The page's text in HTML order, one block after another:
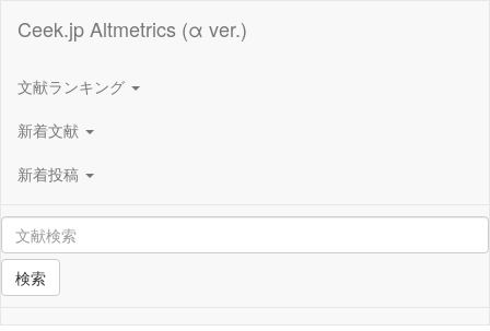
Ceek.jp Altmetrics (α ver.)
文献ランキング
新着文献
新着投稿
検索